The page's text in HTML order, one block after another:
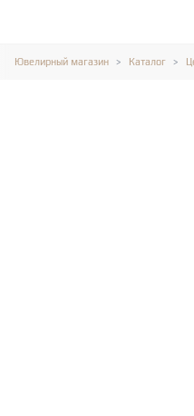
Ювелирный магазин Каталог